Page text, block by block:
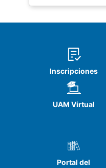
Inscripciones
UAM Virtual
Portal del